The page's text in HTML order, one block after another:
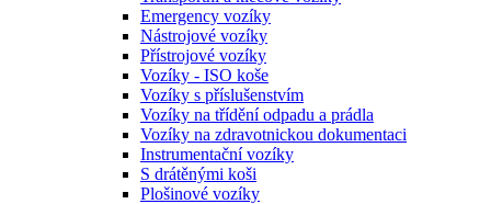
Emergency vozíky
Nástrojové vozíky
Přístrojové vozíky
Vozíky - ISO koše
Vozíky s příslušenstvím
Vozíky na třídění odpadu a prádla
Vozíky na zdravotnickou dokumentaci
Instrumentační vozíky
S drátěnými koši
Plošinové vozíky